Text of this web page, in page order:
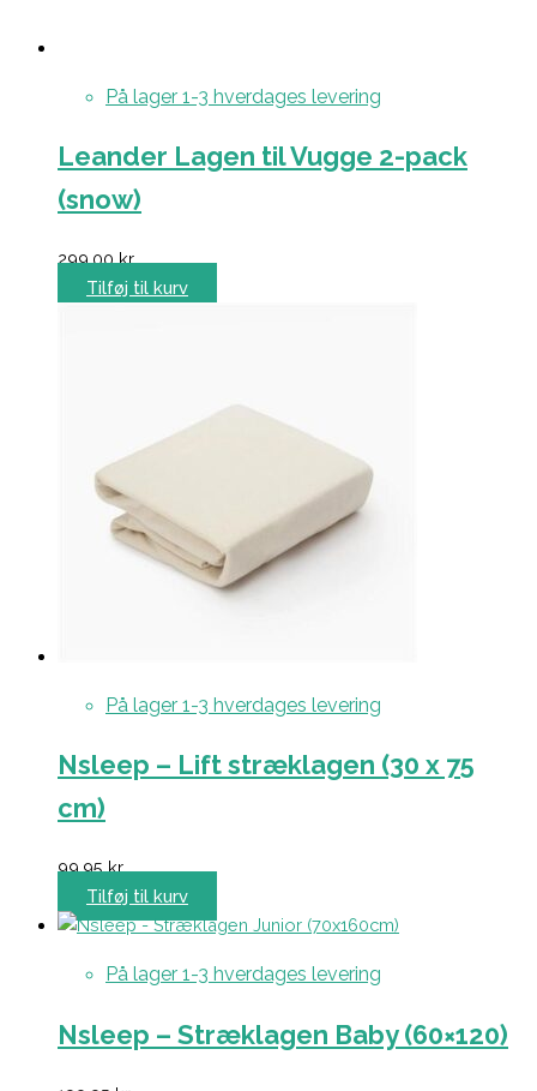
På lager 1-3 hverdages levering
Leander Lagen til Vugge 2-pack
(snow)
299,00kr.
Tilføj til kurv
På lager 1-3 hverdages levering
Nsleep – Lift stræklagen (30 x 75
cm)
99,95kr.
Tilføj til kurv
På lager 1-3 hverdages levering
Nsleep – Stræklagen Baby (60×120)